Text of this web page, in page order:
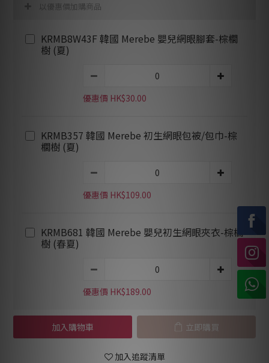
以優惠價加購商品
KRMB8W43F 韓國 Merebe 嬰兒網眼腳套-棕櫚
樹 (夏)
優惠價 HK$30.00
KRMB357 韓國 Merebe 初生網眼包被/包巾-棕
櫚樹 (夏)
優惠價 HK$109.00
KRMB681 韓國 Merebe 嬰兒初生網眼夾衣-棕櫚
樹 (春夏)
優惠價 HK$189.00
加入購物車 立即購買
加入追蹤清單